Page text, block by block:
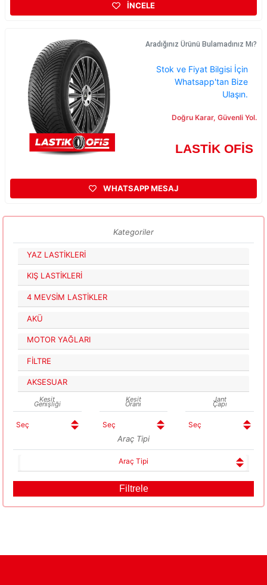
Kategoriler
YAZ LASTİKLERİ
KIŞ LASTİKLERİ
4 MEVSİM LASTİKLER
AKÜ
MOTOR YAĞLARI
FİLTRE
AKSESUAR
Kesit
Genişliği
Kesit
Oranı
Jant
Çapı
Araç Tipi
Araç Tipi
İNCELE
Aradığınız Ürünü Bulamadınız Mı?
Stok ve Fiyat Bilgisi İçin
Whatsapp'tan Bize
Ulaşın.
Doğru Karar, Güvenli Yol.
LASTİK OFİS
WHATSAPP MESAJ